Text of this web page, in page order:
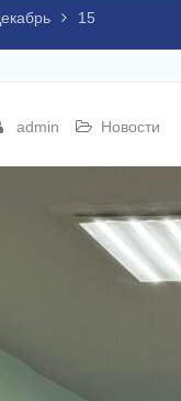
15
admin Новости